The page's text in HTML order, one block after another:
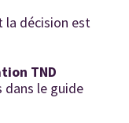
la décision est
TND
dans le guide